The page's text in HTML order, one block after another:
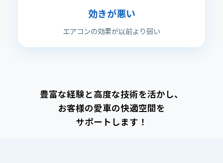
効きが悪い
エアコンの効果が以前より弱い
豊富な経験と高度な技術を活かし、
お客様の愛車の快適空間を
サポートします！